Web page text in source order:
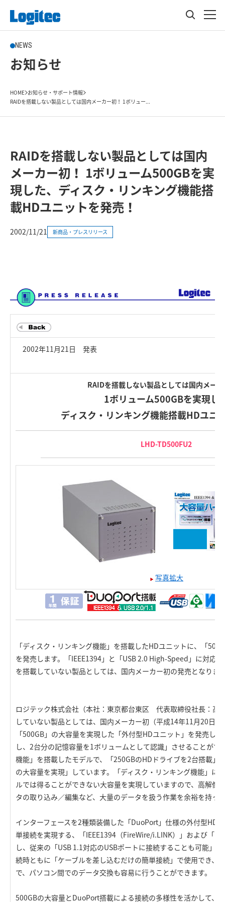
NEWS
お知らせ
HOME お知らせ・サポート情報
RAIDを搭載しない製品としては国内メーカー初！ 1ボリュー...
RAIDを搭載しない製品としては国内
メーカー初！ 1ボリューム500GBを実
現した、ディスク・リンキング機能搭
載HDユニットを発売！
2002/11/21 新商品・プレスリリース
2002年11月21日 発表
RAIDを搭載しない製品としては国内メー
1ボリューム500GBを実現し
ディスク・リンキング機能搭載HDユニ
LHD-TD500FU2
写真拡大
「ディスク・リンキング機能」を搭載したHDユニットに、「
を発売します。「IEEE1394」と「USB 2.0 High-Speed」に対応
を搭載していない製品としては、国内メーカー初の発売となりま
ロジテック株式会社（本社：東京都台東区 代表取締役社長：高
していない製品としては、国内メーカー初（平成14年11月20日
「500GB」の大容量を実現した「外付型HDユニット」を発売し
し、2台分の記憶容量を1ボリュームとして認識」させることがで
機能」を搭載したモデルで、「250GBのHDドライブを2台搭載」
の大容量を実現」しています。「ディスク・リンキング機能」に
ルでは得ることができない大容量を実現していますので、高解像
タの取り込み／編集など、大量のデータを扱う作業を余裕を持っ
インターフェースを2種類装備した「DuoPort」仕様の外付型HD
単接続を実現する、「IEEE1394（FireWire/i.LINK）」および「
し、従来の「USB 1.1対応のUSBポートに接続することも可能」
続時ともに「ケーブルを差し込むだけの簡単接続」で使用でき、
で、パソコン間でのデータ交換も容易に行うことができます。
500GBの大容量とDuoPort搭載による接続の多様性を活かして、